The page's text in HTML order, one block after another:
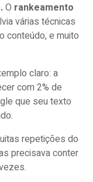
e
e
O rankeamento
várias técnicas
conteúdo, e muito
claro: a
com 2% de
que seu texto
repetições do
precisava conter